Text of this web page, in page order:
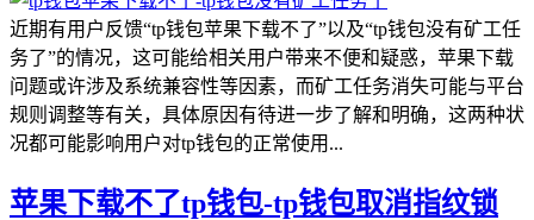
近期有用户反馈“tp钱包苹果下载不了”以及“tp钱包没有矿工任
务了”的情况，这可能给相关用户带来不便和疑惑，苹果下载
问题或许涉及系统兼容性等因素，而矿工任务消失可能与平台
规则调整等有关，具体原因有待进一步了解和明确，这两种状
况都可能影响用户对tp钱包的正常使用...
苹果下载不了tp钱包-tp钱包取消指纹锁